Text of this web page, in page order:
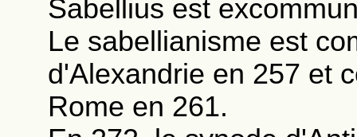
Sabellius est
Le sabellianisme est
d'Alexandrie en 257 et
Rome en 261.